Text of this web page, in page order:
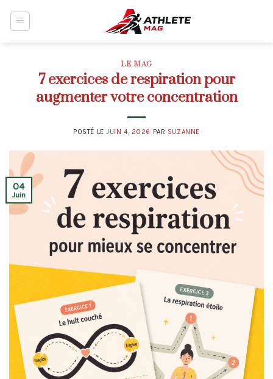
LE MAG
7 exercices de respiration pour
augmenter votre concentration
POSTÉ LEJUIN 4, 2026 PAR SUZANNE
04
Juin